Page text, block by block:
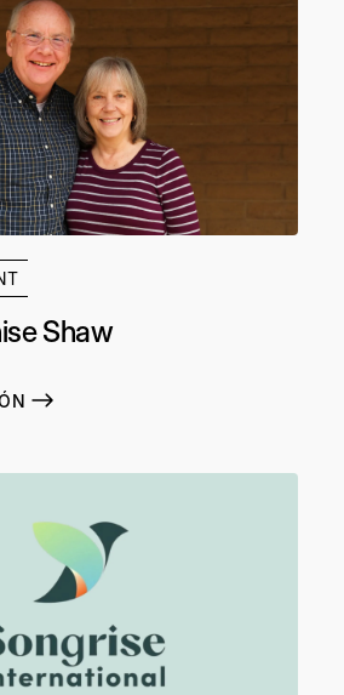
Shaw